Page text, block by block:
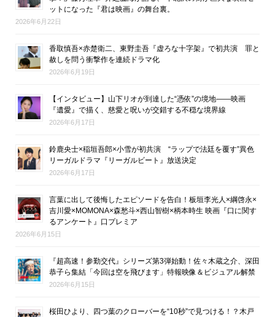
ットになった『君は映画』の舞台裏。
2026年6月22日
香取慎吾×赤楚衛二、東野圭吾『虚ろな十字架』で初共演 罪と
赦しを問う衝撃作を連続ドラマ化
2026年6月19日
【インタビュー】山下リオが到達した“憑依”の境地――映画
『遺愛』で描く、慈愛と呪いが交錯する不穏な境界線
2026年6月17日
鈴鹿央士×稲垣吾郎×小雪が初共演 “ラップで法廷を覆す”異色
リーガルドラマ『リーガルビート』放送決定
2026年6月17日
言葉に出して後悔したエピソードを告白！板垣李光人×綱啓永×
吉川愛×MOMONA×森愁斗×西山智樹×柄本時生 映画『口に関す
るアンケート』口プレミア
2026年6月15日
『超高速！参勤交代』シリーズ第3弾始動！佐々木蔵之介、深田
恭子ら集結「今回は空を飛びます」特報映像＆ビジュアル解禁
2026年6月15日
桜田ひより、四つ葉のクローバーを“10秒”で見つける！？木戸